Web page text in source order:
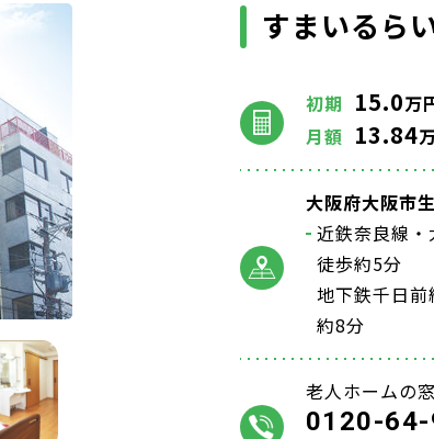
すまいるら
初期 15.0万
月額 13.84
大阪府大阪市
近鉄奈良線・
徒歩約5分
地下鉄千日
約8分
老人ホームの
0120-